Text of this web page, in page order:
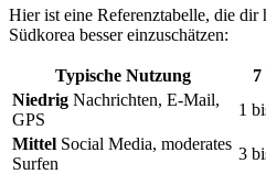
Hier ist eine Referenztabelle, die
Südkorea besser einzuschätzen:
Typische Nutzung 7
Niedrig Nachrichten, E-Mail,
GPS
1
Mittel Social Media, moderates
Surfen
3